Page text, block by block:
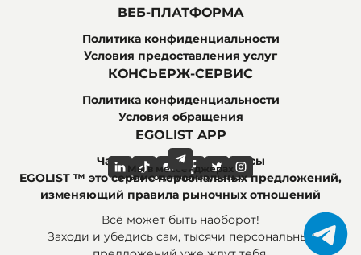
ВЕБ-ПЛАТФОРМА
Политика конфиденциальности
Условия предоставления услуг
КОНСЬЕРЖ-СЕРВИС
Политика конфиденциальности
Условия обращения
EGOLIST APP
Часто задаваемые вопросы
Мы в социальных сетях
Мы в мессенджерах
EGOLIST ™ это сервис персональных предложений,
изменяющий правила рыночных отношений
Всё может быть наоборот!
Заходи и убедись сам, тысячи персональных